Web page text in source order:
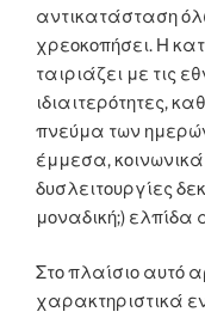
αντικατάσταση
χρεοκοπήσει. Η
ταιριάζει με τις
ιδιαιτερότητες,
πνεύμα των
έμμεσα,
δυσλειτουργίες
μοναδική;) ελπίδα
Στο πλαίσιο αυτό
χαρακτηριστικά